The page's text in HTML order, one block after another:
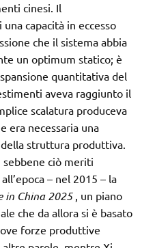
cinesi. Il
capacità in eccesso
che il sistema abbia
un optimum statico; è
quantitativa del
aveva raggiunto il
scalatura produceva
era necessaria una
struttura produttiva.
ciò meriti
– nel 2015 – la
in China 2025, un piano
che da allora si è basato
forze produttive